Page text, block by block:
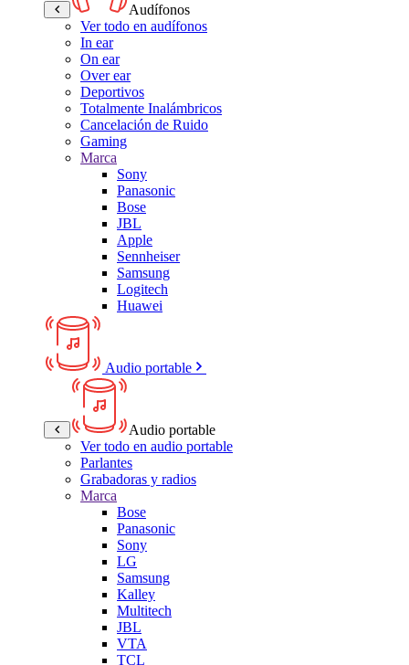
Audífonos
Ver todo en audífonos
In ear
On ear
Over ear
Deportivos
Totalmente Inalámbricos
Cancelación de Ruido
Gaming
Marca
Sony
Panasonic
Bose
JBL
Apple
Sennheiser
Samsung
Logitech
Huawei
Audio portable
Audio portable
Ver todo en audio portable
Parlantes
Grabadoras y radios
Marca
Bose
Panasonic
Sony
LG
Samsung
Kalley
Multitech
JBL
VTA
TCL